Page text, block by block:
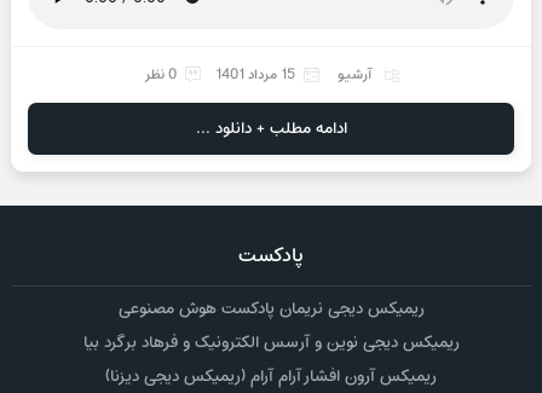
آرشیو 15 مرداد 1401 0 نظر
ادامه مطلب + دانلود ...
پادکست
ریمیکس دیجی نریمان پادکست هوش مصنوعی
ریمیکس دیجی نوین و آرسس الکترونیک و فرهاد برگرد بیا
ریمیکس آرون افشار آرام آرام (ریمیکس دیجی دیزنا)